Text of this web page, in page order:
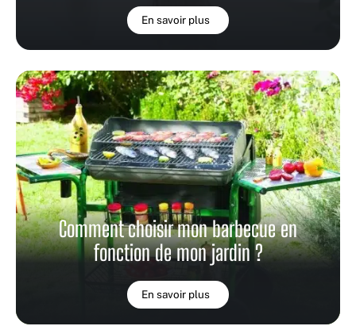
En savoir plus
Comment choisir mon barbecue en
fonction de mon jardin ?
En savoir plus